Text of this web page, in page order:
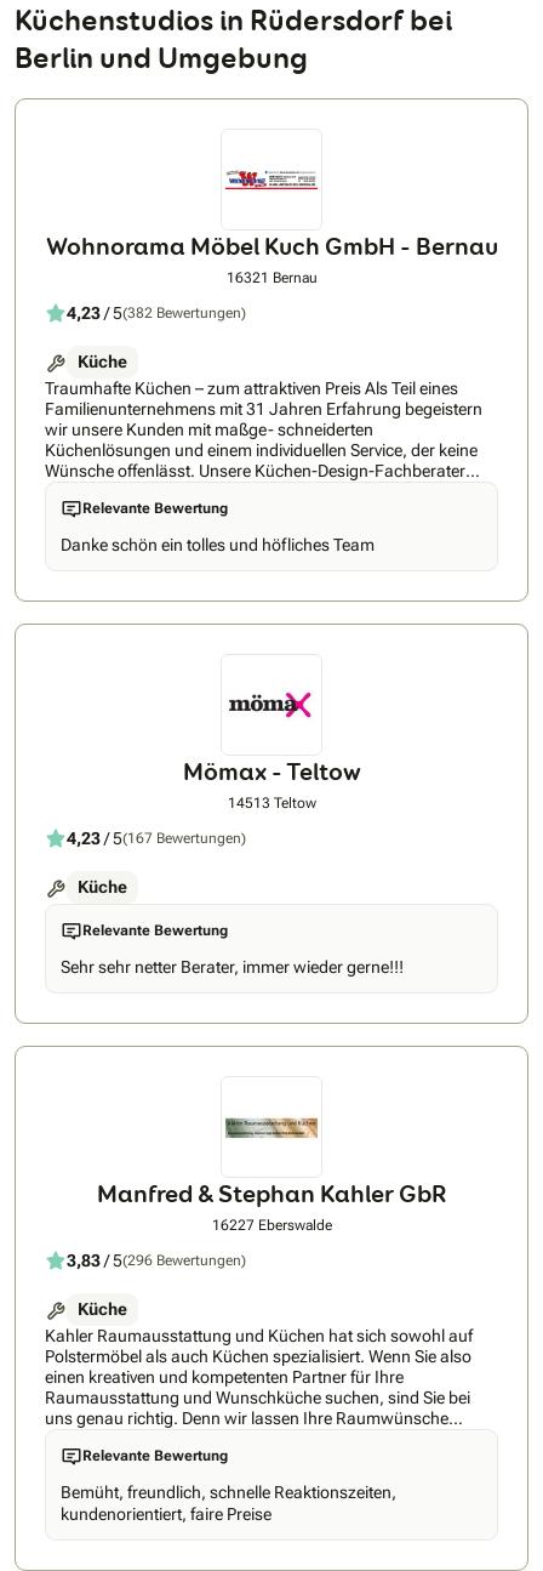
Küchenstudios in Rüdersdorf bei
Berlin und Umgebung
Wohnorama Möbel Kuch GmbH - Bernau
16321 Bernau
4,23/ 5(382 Bewertungen)
Küche
Traumhafte Küchen – zum attraktiven Preis Als Teil eines
Familienunternehmens mit 31 Jahren Erfahrung begeistern
wir unsere Kunden mit maßge- schneiderten
Küchenlösungen und einem individuellen Service, der keine
Wünsche offenlässt. Unsere Küchen-Design-Fachberater
realisieren gemeinsam mit Ihnen Ihre Küchenträume, auch
extravagante Wünsche. In unserer Ausstellung finden Sie
eine große Markenvielfalt von renommierten Herstellern und
entdecken eine Vielzahl an Küchentypen und Elektrogeräten.
Unsere erfahrenen Fachberater für Küchenplanung beglei-
von einem Möbelhaus der Extraklasse.
Relevante Bewertung
Danke schön ein tolles und höfliches Team
Mömax - Teltow
14513 Teltow
4,23/ 5(167 Bewertungen)
Küche
Relevante Bewertung
Sehr sehr netter Berater, immer wieder gerne!!!
Manfred & Stephan Kahler GbR
16227 Eberswalde
3,83/ 5(296 Bewertungen)
Küche
Kahler Raumausstattung und Küchen hat sich sowohl auf
Polstermöbel als auch Küchen spezialisiert. Wenn Sie also
einen kreativen und kompetenten Partner für Ihre
Raumausstattung und Wunschküche suchen, sind Sie bei
uns genau richtig. Denn wir lassen Ihre Raumwünsche
Realität werden! Unser Betrieb existiert schon seit vielen
Jahren, sodass wir mit unserem Fachwissen für kreative
Raumkonzepte und individuelle Lösungen bereitstehen.Bei
uns steht der Kunde an erster Stelle, deshalb ist eine
professionelle und individuelle Betreuung für uns
selbstverständlich. Wir begleiten Sie schrittweise von der
Relevante Bewertung
Bemüht, freundlich, schnelle Reaktionszeiten,
kundenorientiert, faire Preise